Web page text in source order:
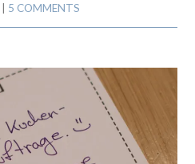
5 COMMENTS